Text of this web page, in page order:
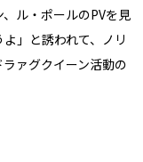
ル・ポールのPVを見
」と誘われて、ノリ
ァグクイーン活動の